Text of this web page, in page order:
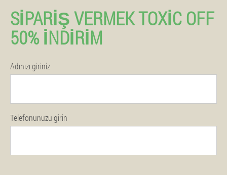
SIPARIŞ VERMEK TOXIC OFF
50% İNDIRIM
Adınızı giriniz
Telefonunuzu girin